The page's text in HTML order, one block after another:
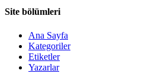
Site bölümleri
Ana Sayfa
Kategoriler
Etiketler
Yazarlar